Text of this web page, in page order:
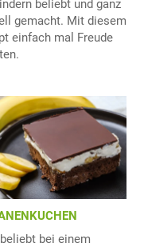
beliebt und ganz
gemacht. Mit diesem
einfach mal Freude
bei einem